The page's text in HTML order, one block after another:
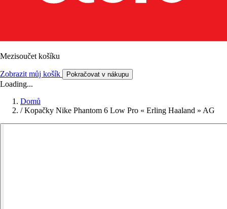
Mezisoučet košíku
Zobrazit můj košík Pokračovat v nákupu
Loading...
Domů
/ Kopačky Nike Phantom 6 Low Pro « Erling Haaland » AG